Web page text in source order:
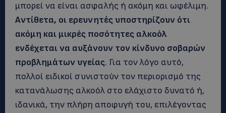
μπορεί να είναι ασφαλής ή ακόμη και ωφέλιμη.
Αντίθετα, οι ερευνητές υποστηρίζουν ότι
ακόμη και μικρές ποσότητες αλκοόλ
ενδέχεται να αυξάνουν τον κίνδυνο σοβαρών
προβλημάτων υγείας. Για τον λόγο αυτό,
πολλοί ειδικοί συνιστούν τον περιορισμό της
κατανάλωσης αλκοόλ στο ελάχιστο δυνατό ή,
ιδανικά, την πλήρη αποφυγή του, επιλέγοντας